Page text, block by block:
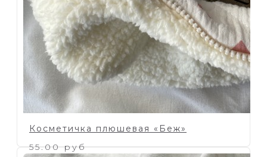
Косметичка плюшевая «Беж»
55.00 руб